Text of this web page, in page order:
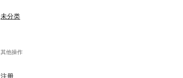
未分类
其他操作
注册